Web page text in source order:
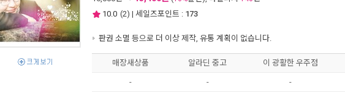
10.0 (2) | 세일즈포인트 : 173
판권 소멸 등으로 더 이상 제작, 유통 계획이 없습니다.
매장새상품 알라딘 중고 이 광활한 우주점
- - -